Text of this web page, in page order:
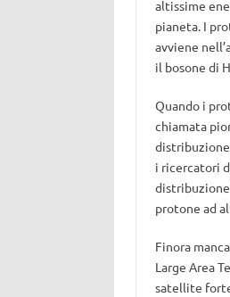
altissime
pianeta. I
avviene
il bosone di
Quando i
chiamata
i ricercatori
protone ad
Finora
Large Area
satellite